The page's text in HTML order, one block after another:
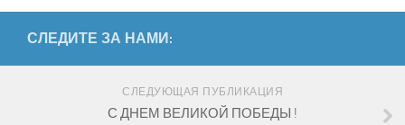
СЛЕДИТЕ ЗА НАМИ:
СЛЕДУЮЩАЯ ПУБЛИКАЦИЯ
С ДНЕМ ВЕЛИКОЙ ПОБЕДЫ !